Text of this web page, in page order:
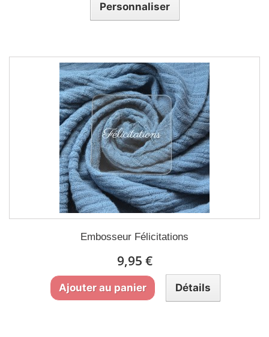
Personnaliser
Embosseur Félicitations
9,95 €
Ajouter au panier Détails